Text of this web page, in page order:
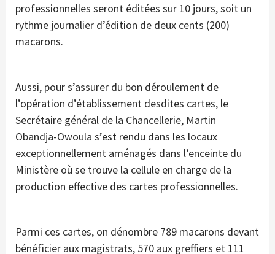
professionnelles seront éditées sur 10 jours, soit un
rythme journalier d’édition de deux cents (200)
macarons.
Aussi, pour s’assurer du bon déroulement de
l’opération d’établissement desdites cartes, le
Secrétaire général de la Chancellerie, Martin
Obandja-Owoula s’est rendu dans les locaux
exceptionnellement aménagés dans l’enceinte du
Ministère où se trouve la cellule en charge de la
production effective des cartes professionnelles.
Parmi ces cartes, on dénombre 789 macarons devant
bénéficier aux magistrats, 570 aux greffiers et 111